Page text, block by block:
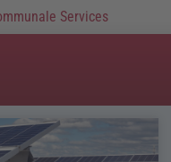
Services